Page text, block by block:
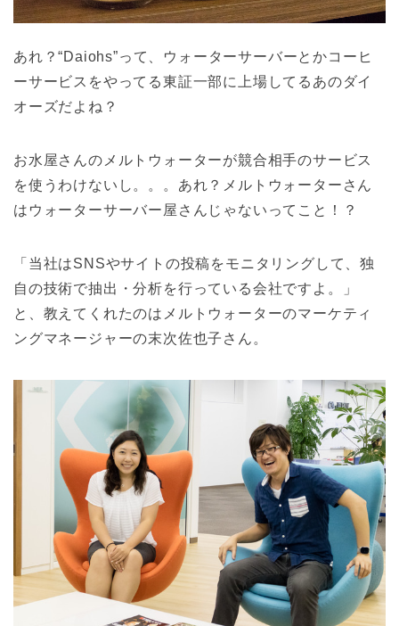
あれ？“Daiohs”って、ウォーターサーバーとかコーヒ
ーサービスをやってる東証一部に上場してるあのダイ
オーズだよね？
お水屋さんのメルトウォーターが競合相手のサービス
を使うわけないし。。。あれ？メルトウォーターさん
はウォーターサーバー屋さんじゃないってこと！？
「当社はSNSやサイトの投稿をモニタリングして、独
自の技術で抽出・分析を行っている会社ですよ。」
と、教えてくれたのはメルトウォーターのマーケティ
ングマネージャーの末次佐也子さん。